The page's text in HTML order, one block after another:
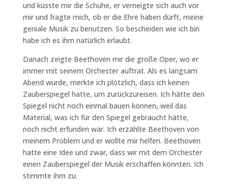
und küsste mir die Schuhe, er verneigte sich auch vor
mir und fragte mich, ob er die Ehre haben dürft, meine
geniale Musik zu benutzen. So bescheiden wie ich bin
habe ich es ihm natürlich erlaubt.
Danach zeigte Beethoven mir die große Oper, wo er
immer mit seinem Orchester auftrat. Als es langsam
Abend wurde, merkte ich plötzlich, dass ich keinen
Zauberspiegel hatte, um zurückzureisen. Ich hätte den
Spiegel nicht noch einmal bauen können, weil das
Material, was ich für den Spiegel gebraucht hätte,
noch nicht erfunden war. Ich erzählte Beethoven von
meinem Problem und er wollte mir helfen. Beethoven
hatte eine Idee und zwar, dass wir mit dem Orchester
einen Zauberspiegel der Musik erschaffen könnten. Ich
stimmte ihm zu.